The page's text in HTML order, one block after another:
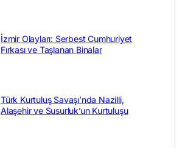
İzmir Olayları: Serbest Cumhuriyet
Fırkası ve Taşlanan Binalar
Türk Kurtuluş Savaşı’nda Nazilli,
Alaşehir ve Susurluk’un Kurtuluşu